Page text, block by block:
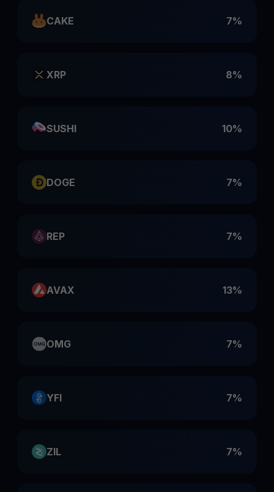
CAKE 7%
XRP 8%
SUSHI 10%
DOGE 7%
REP 7%
AVAX 13%
OMG 7%
YFI 7%
ZIL 7%